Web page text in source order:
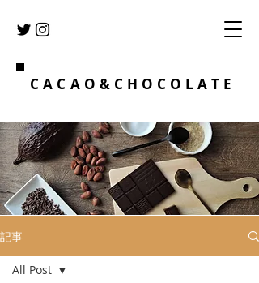
CACAO&CHOCOLATE
記事
All Post